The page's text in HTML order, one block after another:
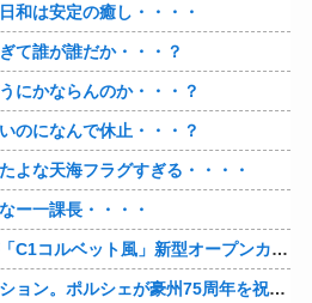
和は安定の癒し・・・・
て誰が誰だか・・・？
にかならんのか・・・？
のになんで休止・・・？
よな天海フラグすぎる・・・・
ー一課長・・・・
【神デザイン確定】光岡が「C1コルベット風」新型オープンカーの最新ティーザー画像を公開、マツダ・ロードスターの信頼性にレトロな外観がドッキング
まさかの「上下」グラデーション。ポルシェが豪州75周年を祝う特別モデル「911 Turbo S Land Down Under」を発表、1951年の「見果てぬ夢」が内外装に再現